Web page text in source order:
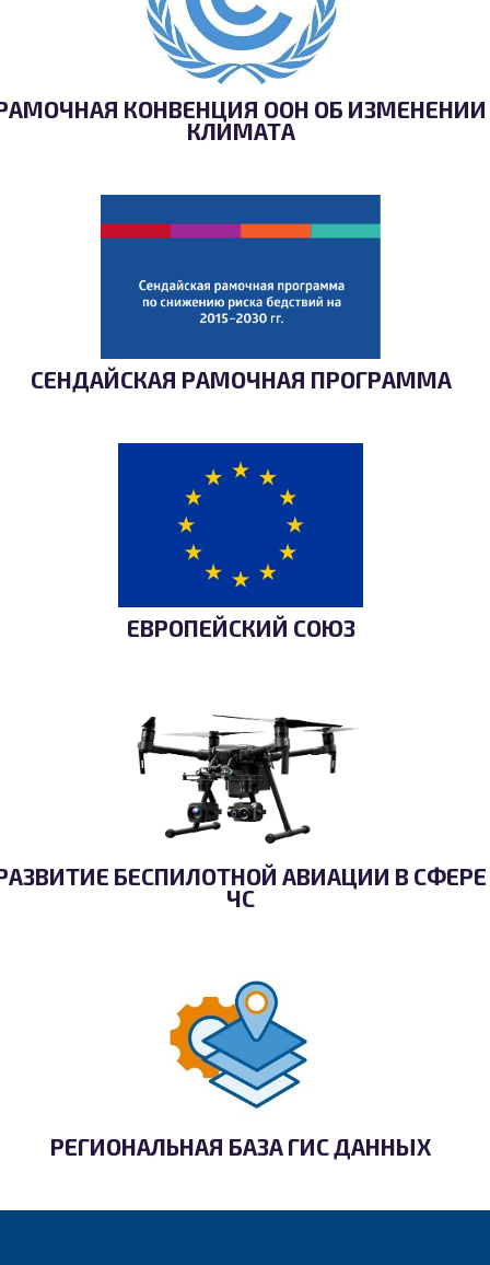
КОНВЕНЦИЯ ООН ОБ ИЗМЕНЕНИИ
КЛИМАТА
СЕНДАЙСКАЯ РАМОЧНАЯ ПРОГРАММА
ЕВРОПЕЙСКИЙ СОЮЗ
БЕСПИЛОТНОЙ АВИАЦИИ В СФЕРЕ
ЧС
РЕГИОНАЛЬНАЯ БАЗА ГИС ДАННЫХ